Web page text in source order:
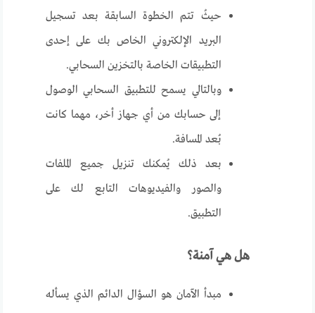
حيثُ تتم الخطوة السابقة بعد تسجيل
البريد الإلكتروني الخاص بك على إحدى
التطبيقات الخاصة بالتخزين السحابي.
وبالتالي يسمح للتطبيق السحابي الوصول
إلى حسابك من أي جهاز أخر، مهما كانت
بُعد المسافة.
بعد ذلك يُمكنك تنزيل جميع الملفات
والصور والفيديوهات التابع لك على
التطبيق.
هل هي آمنة؟
مبدأ الآمان هو السؤال الدائم الذي يسأله